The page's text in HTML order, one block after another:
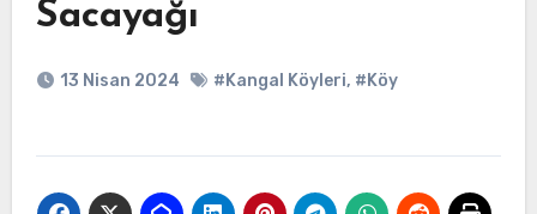
Sacayağı
13 Nisan 2024 #Kangal Köyleri, #Köy